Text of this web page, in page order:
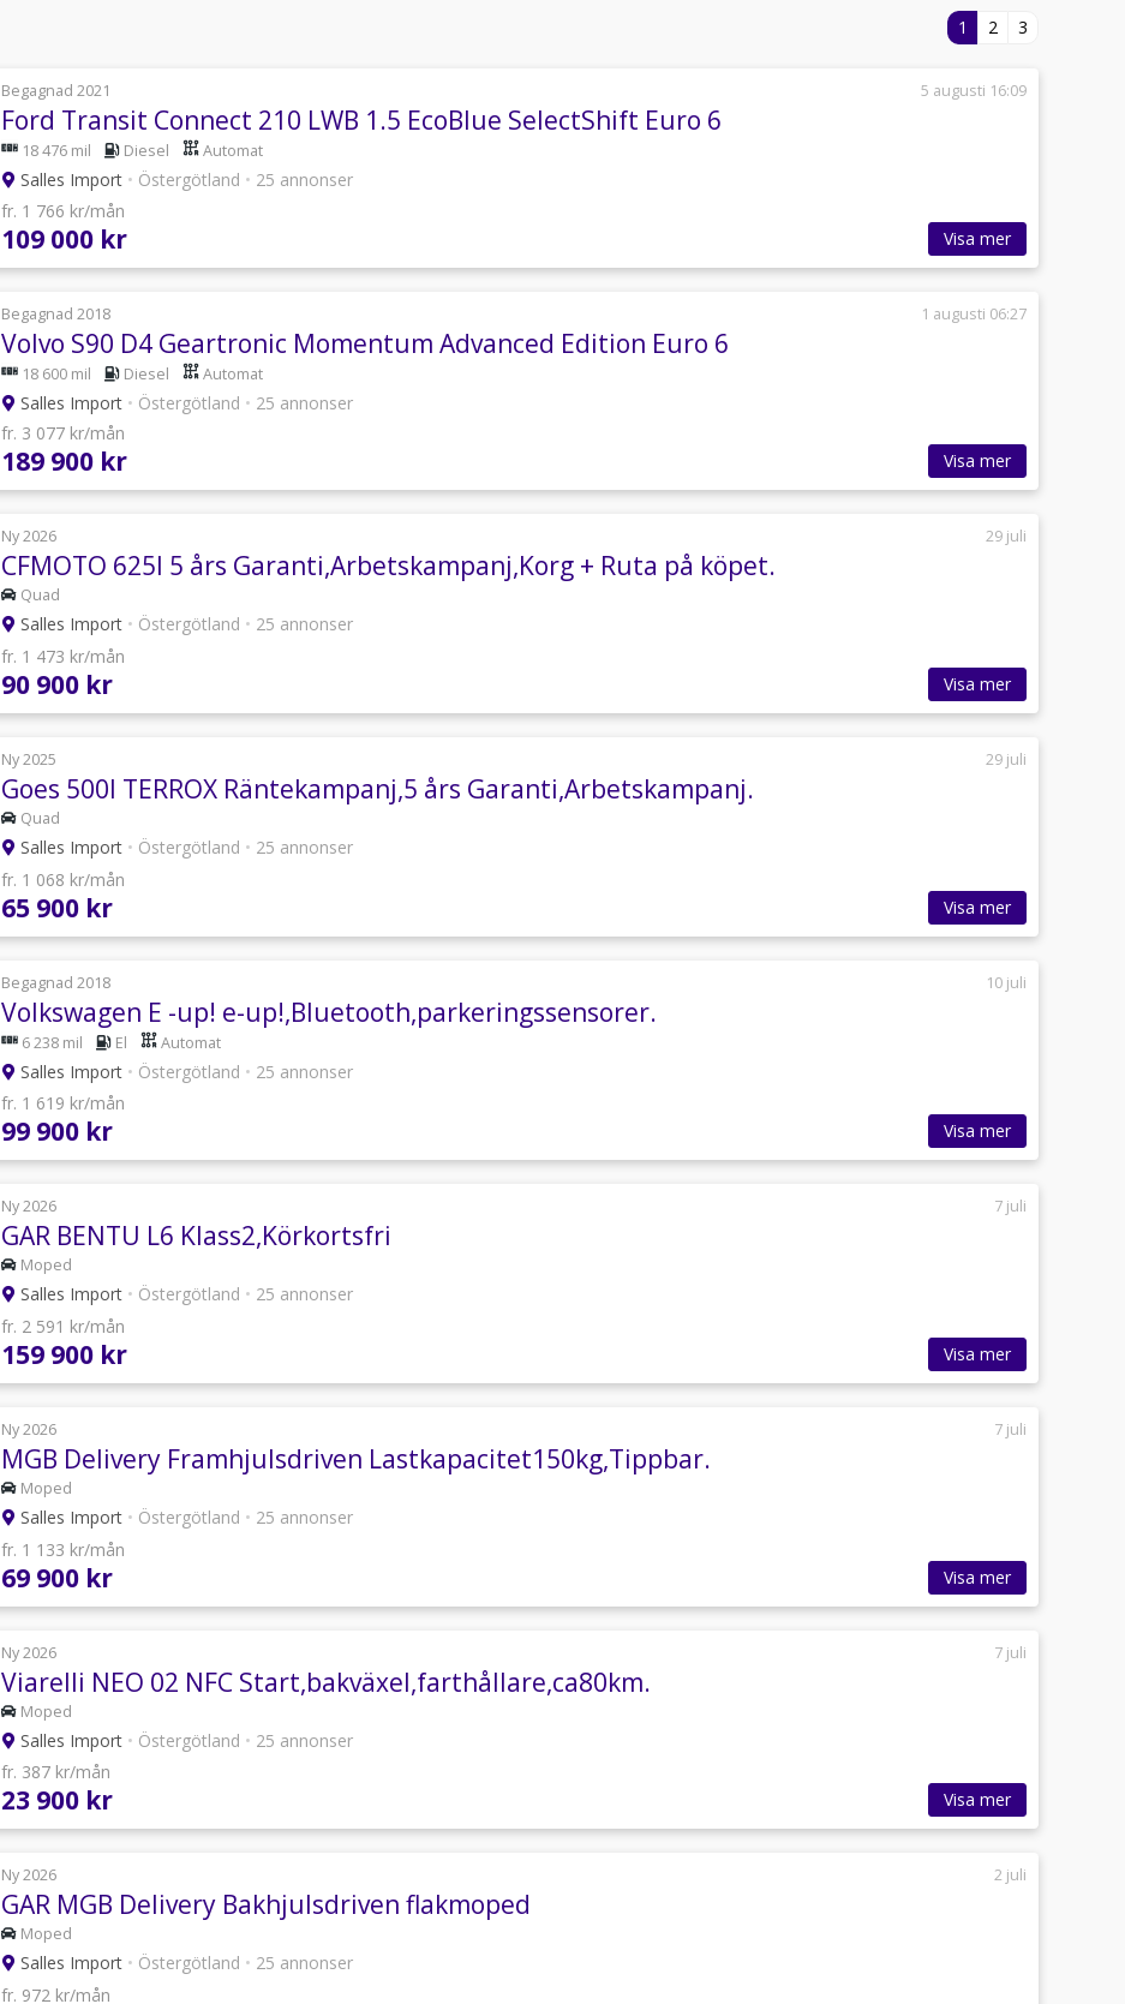
1 2 3
Begagnad 2021 5 augusti 16:09
Ford Transit Connect 210 LWB 1.5 EcoBlue SelectShift Euro 6
18 476 mil Diesel Automat
Salles Import • Östergötland • 25 annonser
fr. 1 766 kr/mån
109 000 kr Visa mer
Begagnad 2018 1 augusti 06:27
Volvo S90 D4 Geartronic Momentum Advanced Edition Euro 6
18 600 mil Diesel Automat
Salles Import • Östergötland • 25 annonser
fr. 3 077 kr/mån
189 900 kr Visa mer
Ny 2026 29 juli
CFMOTO 625l 5 års Garanti,Arbetskampanj,Korg + Ruta på köpet.
Quad
Salles Import • Östergötland • 25 annonser
fr. 1 473 kr/mån
90 900 kr Visa mer
Ny 2025 29 juli
Goes 500l TERROX Räntekampanj,5 års Garanti,Arbetskampanj.
Quad
Salles Import • Östergötland • 25 annonser
fr. 1 068 kr/mån
65 900 kr Visa mer
Begagnad 2018 10 juli
Volkswagen E -up! e-up!,Bluetooth,parkeringssensorer.
6 238 mil El Automat
Salles Import • Östergötland • 25 annonser
fr. 1 619 kr/mån
99 900 kr Visa mer
Ny 2026 7 juli
GAR BENTU L6 Klass2,Körkortsfri
Moped
Salles Import • Östergötland • 25 annonser
fr. 2 591 kr/mån
159 900 kr Visa mer
Ny 2026 7 juli
MGB Delivery Framhjulsdriven Lastkapacitet150kg,Tippbar.
Moped
Salles Import • Östergötland • 25 annonser
fr. 1 133 kr/mån
69 900 kr Visa mer
Ny 2026 7 juli
Viarelli NEO 02 NFC Start,bakväxel,farthållare,ca80km.
Moped
Salles Import • Östergötland • 25 annonser
fr. 387 kr/mån
23 900 kr Visa mer
Ny 2026 2 juli
GAR MGB Delivery Bakhjulsdriven flakmoped
Moped
Salles Import • Östergötland • 25 annonser
fr. 972 kr/mån